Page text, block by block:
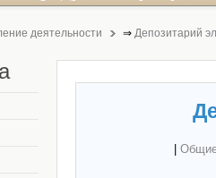
деятельности ⇒ Депозитарий